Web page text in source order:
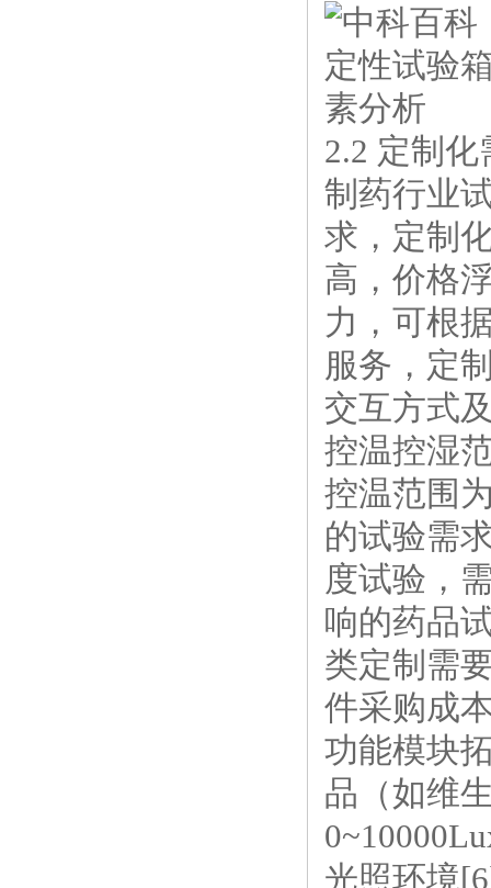
2.2 定制
制药行业
求，定制
高，价格
力，可根
服务，定
交互方式
控温控湿
控温范围
的试验需
度试验，
响的药品
类定制需
件采购成
功能模块
品（如维
光照环境